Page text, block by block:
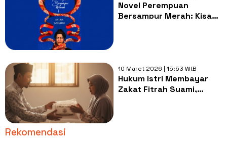
Novel Perempuan
Bersampur Merah: Kisah
10 Maret 2026 | 15:53 WIB
Hukum Istri Membayar
Zakat Fitrah Suami,
Rekomendasi